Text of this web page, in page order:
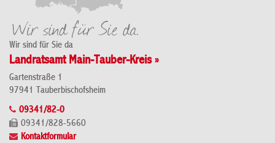
Wir sind für Sie da
Landratsamt Main-Tauber-Kreis »
Gartenstraße 1
97941 Tauberbischofsheim
09341/82-0
09341/828-5660
Kontaktformular